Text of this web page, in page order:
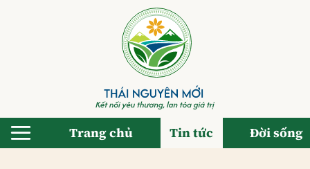
Trang chủ Tin tức Đời sống